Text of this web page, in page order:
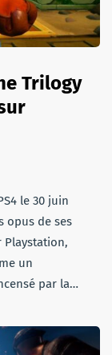
Trilogy
le 30 juin
opus de ses
Playstation,
un
par la…